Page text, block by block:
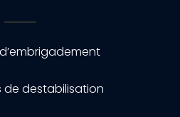
de destabilisation